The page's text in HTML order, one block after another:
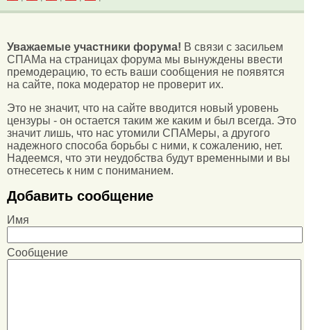
Уважаемые участники форума! В связи с засильем
СПАМа на страницах форума мы вынуждены ввести
премодерацию, то есть ваши сообщения не появятся
на сайте, пока модератор не проверит их.
Это не значит, что на сайте вводится новый уровень
цензуры - он остается таким же каким и был всегда. Это
значит лишь, что нас утомили СПАМеры, а другого
надежного способа борьбы с ними, к сожалению, нет.
Надеемся, что эти неудобства будут временными и вы
отнесетесь к ним с пониманием.
Добавить сообщение
Имя
Сообщение